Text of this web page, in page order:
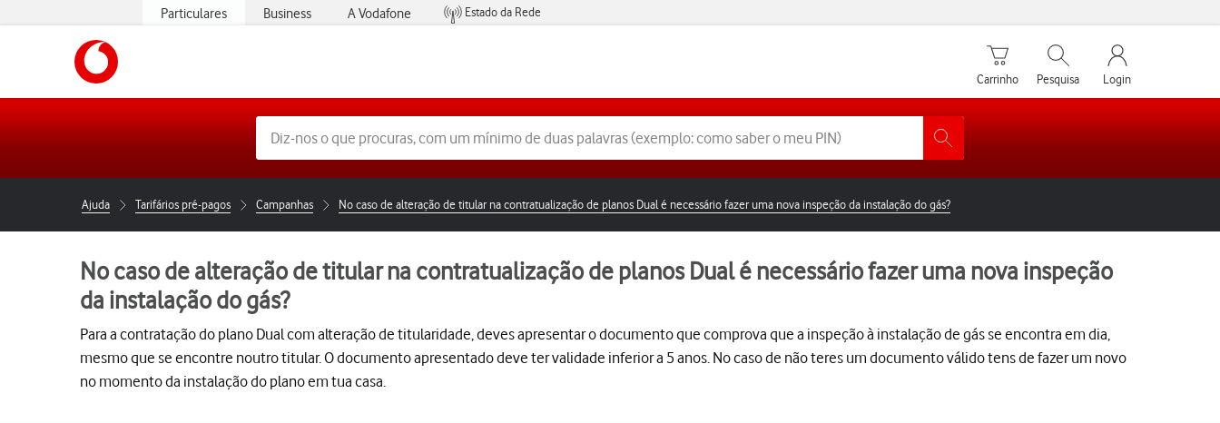
Particulares Business A Vodafone
Estado da Rede
Carrinho de compras
Carrinho
Pesquisar
Pesquisa
My Vodafone
Login
Ajuda Tarifários pré-pagos Campanhas No caso de alteração de titular na contratualização de planos Dual é necessário fazer uma nova inspeção da instalação do gás?
No caso de alteração de titular na contratualização de planos Dual é necessário fazer uma nova inspeção
da instalação do gás?
Para a contratação do plano Dual com alteração de titularidade, deves apresentar o documento que comprova que a inspeção à instalação de gás se encontra em dia,
mesmo que se encontre noutro titular. O documento apresentado deve ter validade inferior a 5 anos. No caso de não teres um documento válido tens de fazer um novo
no momento da instalação do plano em tua casa.